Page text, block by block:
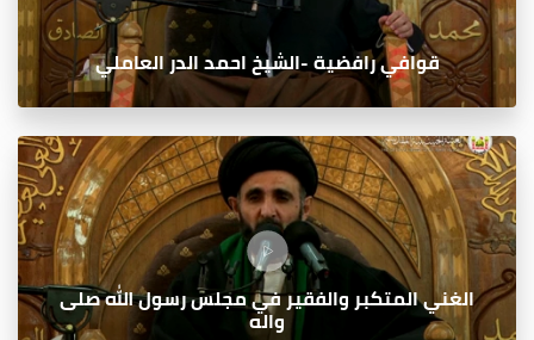
قوافي رافضية -الشيخ احمد الدر العاملي
الغني المتكبر والفقير في مجلس رسول الله صلى
واله